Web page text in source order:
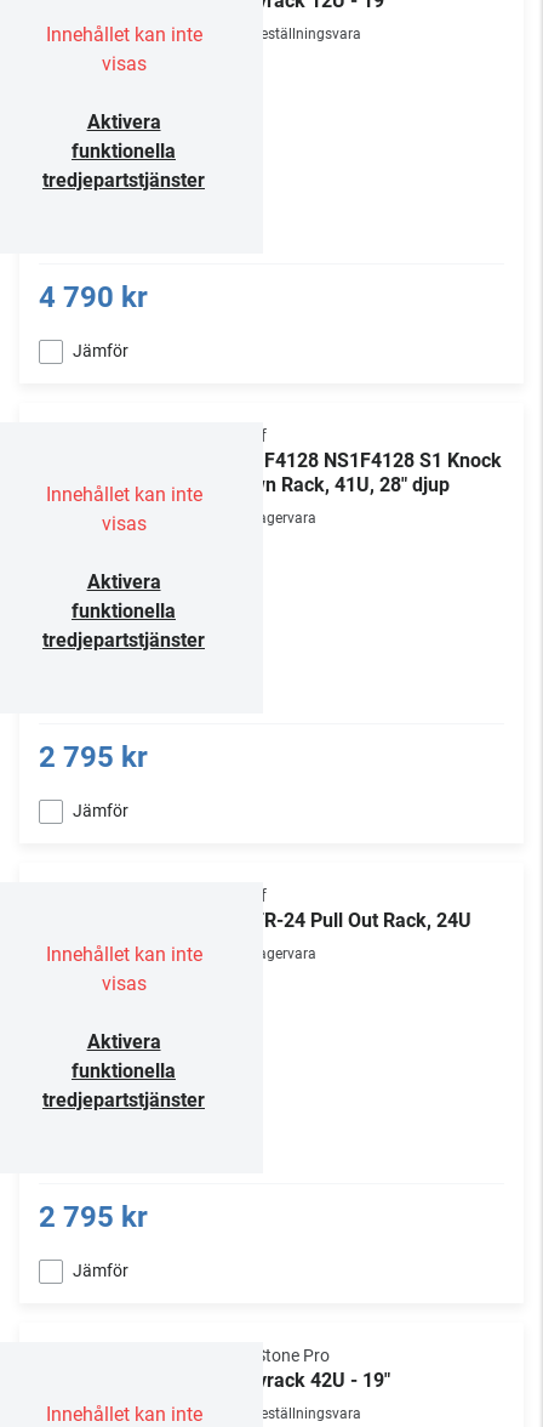
Innehållet kan inte
visas
Aktivera
funktionella
tredjepartstjänster
Beställningsvara
4 790 kr
Jämför
Innehållet kan inte
visas
Aktivera
funktionella
tredjepartstjänster
Chief
NS1F4128 NS1F4128 S1 Knock
Down Rack, 41U, 28" djup
Lagervara
2 795 kr
Jämför
Innehållet kan inte
visas
Aktivera
funktionella
tredjepartstjänster
Chief
POTR-24 Pull Out Rack, 24U
Lagervara
2 795 kr
Jämför
Innehållet kan inte
NorStone Pro
Golvrack 42U - 19"
Beställningsvara